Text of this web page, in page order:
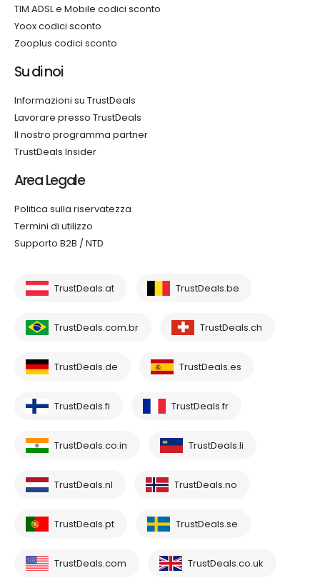
TIM ADSL e Mobile codici sconto
Yoox codici sconto
Zooplus codici sconto
Su di noi
Informazioni su TrustDeals
Lavorare presso TrustDeals
Il nostro programma partner
TrustDeals Insider
Area Legale
Politica sulla riservatezza
Termini di utilizzo
Supporto B2B / NTD
TrustDeals.at TrustDeals.be
TrustDeals.com.br TrustDeals.ch
TrustDeals.de TrustDeals.es
TrustDeals.fi TrustDeals.fr
TrustDeals.co.in TrustDeals.li
TrustDeals.nl TrustDeals.no
TrustDeals.pt TrustDeals.se
TrustDeals.com TrustDeals.co.uk